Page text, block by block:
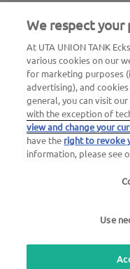
We respect your
At UTA UNION TANK
various cookies on our
for marketing purposes
advertising), and
general, you can visit
with the exception of
view and change your
have the right to revoke
information, please see
Use